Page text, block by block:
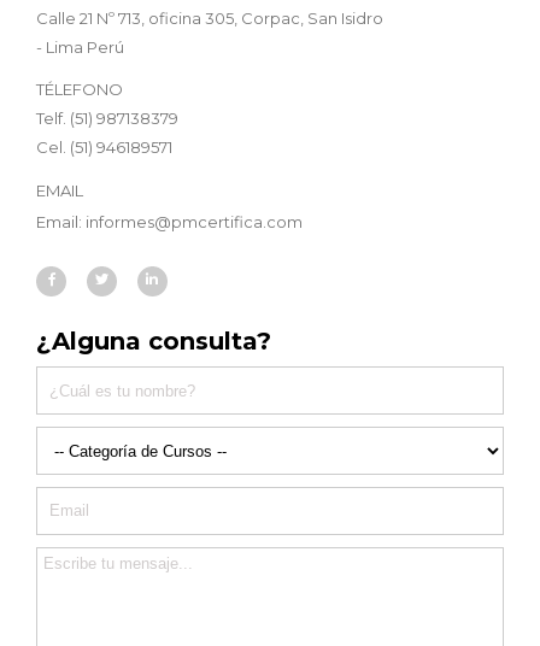
Calle 21 Nº 713, oficina 305, Corpac, San Isidro
- Lima Perú
TÉLEFONO
Telf. (51) 987138379
Cel. (51) 946189571
EMAIL
Email: informes@pmcertifica.com
¿Alguna consulta?